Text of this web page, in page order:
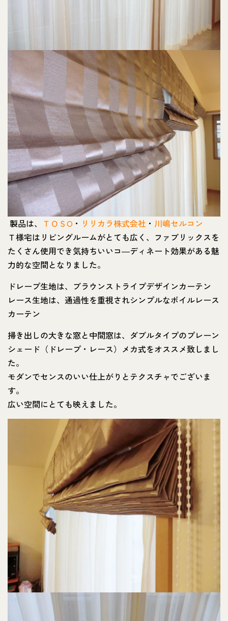
製品は、 ＴＯＳO ・ リリカラ株式会社 ・ 川嶋セルコン
Ｔ様宅はリビングルームがとても広く、ファブリックスを
たくさん使用でき気持ちいいコ―ディネート効果がある魅
力的な空間となりました。
ドレープ生地は、ブラウンストライプデザインカーテン
レース生地は、通過性を重視されシンプルなボイルレース
カーテン
掃き出しの大きな窓と中間窓は、ダブルタイプのプレーン
シェード（ドレープ・レース）メカ式をオススメ致しまし
た。
モダンでセンスのいい仕上がりとテクスチャでございま
す。
広い空間にとても映えました。